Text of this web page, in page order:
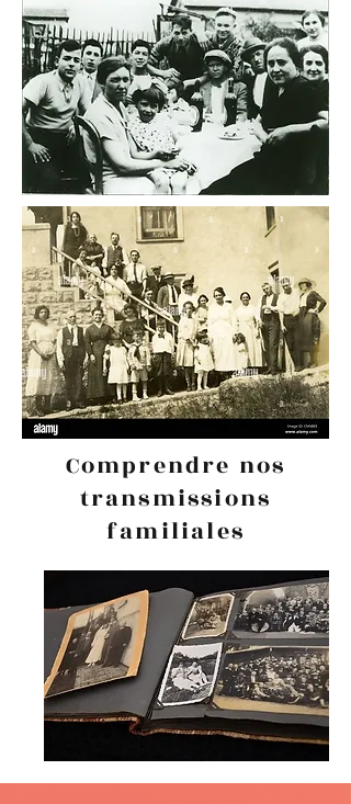
Comprendre nos
transmissions
familiales